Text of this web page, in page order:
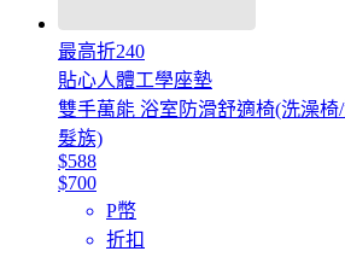
最高折240
貼心人體工學座墊
雙手萬能 浴室防滑舒適椅(洗澡
髮族)
$588
$700
P幣
折扣